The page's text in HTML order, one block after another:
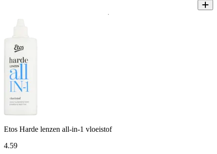
Etos Harde lenzen all-in-1 vloeistof
4.59